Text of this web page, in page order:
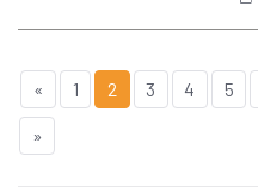
« 1 2 3 4 5
»